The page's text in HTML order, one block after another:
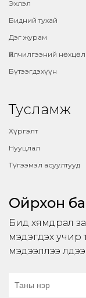
Эхлэл
Бидний тухай
Дэг журам
Үйлчилгээний нөхцөл
Бүтээгдэхүүн
Тусламж
Хүргэлт
Нууцлал
Түгээмэл асуултууд
Ойрхон
Бид хямдрал
мэдэгдэх учир
мэдээллээ